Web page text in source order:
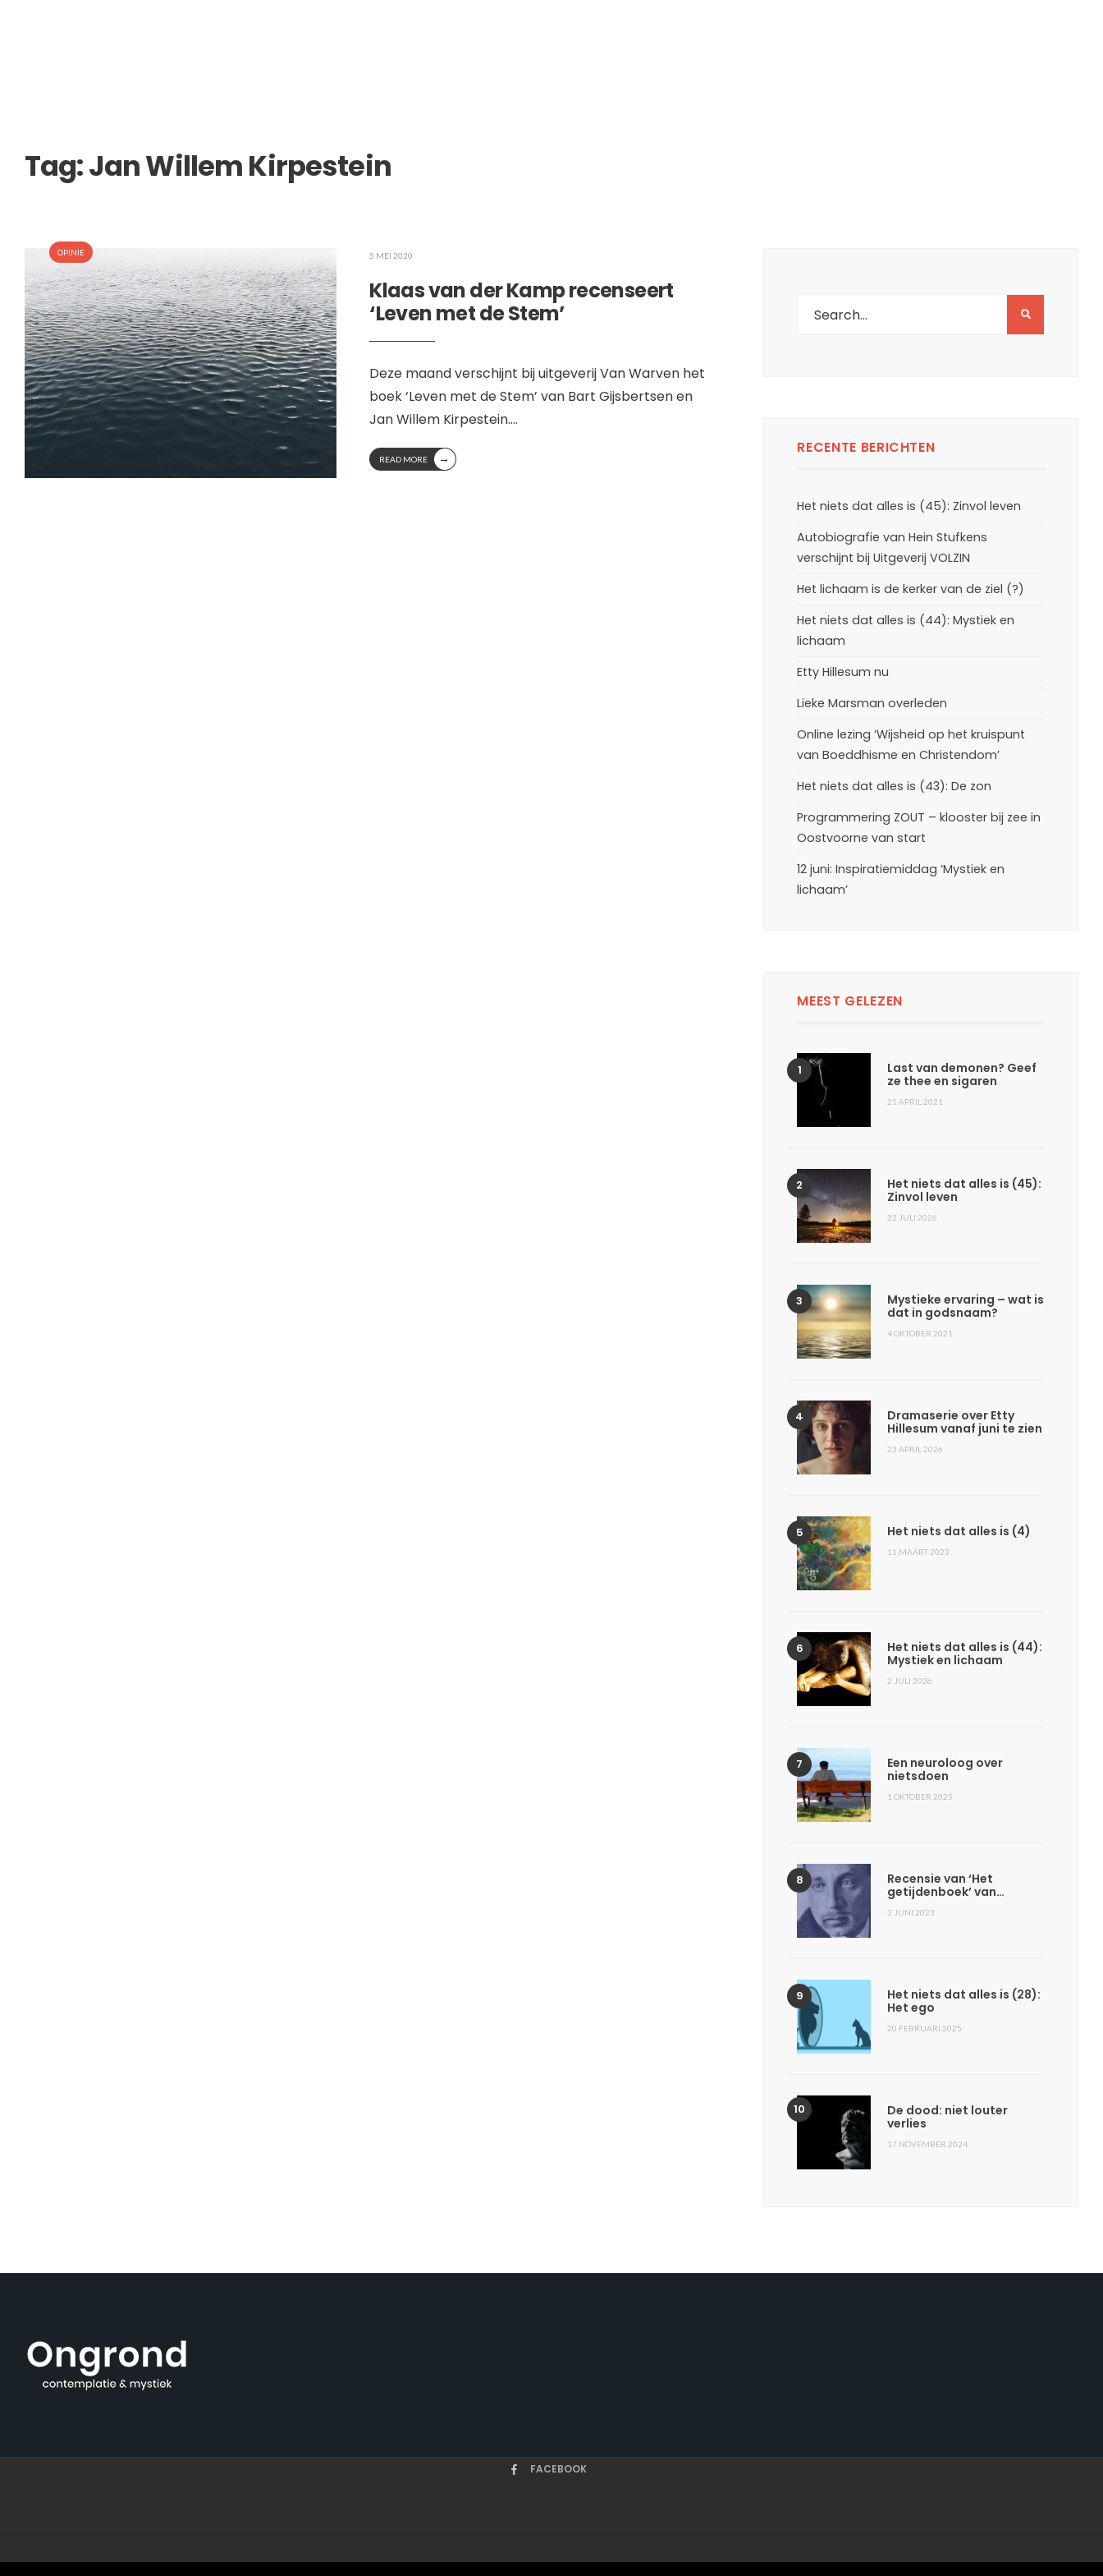
Tag:Jan Willem Kirpestein
OPINIE 5 MEI 2020
Klaas van der Kamp recenseert
‘Leven met de Stem’
Deze maand verschijnt bij uitgeverij Van Warven het
boek ‘Leven met de Stem’ van Bart Gijsbertsen en
Jan Willem Kirpestein....
READ MORE →
RECENTE BERICHTEN
Het niets dat alles is (45): Zinvol leven
Autobiografie van Hein Stufkens
verschijnt bij Uitgeverij VOLZIN
Het lichaam is de kerker van de ziel (?)
Het niets dat alles is (44): Mystiek en
lichaam
Etty Hillesum nu
Lieke Marsman overleden
Online lezing ‘Wijsheid op het kruispunt
van Boeddhisme en Christendom’
Het niets dat alles is (43): De zon
Programmering ZOUT – klooster bij zee in
Oostvoorne van start
12 juni: Inspiratiemiddag ‘Mystiek en
lichaam’
MEEST GELEZEN
Last van demonen? Geef
ze thee en sigaren
21 APRIL 2021
Het niets dat alles is (45):
Zinvol leven
22 JULI 2026
Mystieke ervaring – wat is
dat in godsnaam?
4 OKTOBER 2021
Dramaserie over Etty
Hillesum vanaf juni te zien
23 APRIL 2026
Het niets dat alles is (4)
11 MAART 2023
Het niets dat alles is (44):
Mystiek en lichaam
2 JULI 2026
Een neuroloog over
nietsdoen
1 OKTOBER 2025
Recensie van ‘Het
getijdenboek’ van…
3 JUNI 2023
Het niets dat alles is (28):
Het ego
20 FEBRUARI 2025
De dood: niet louter
verlies
17 NOVEMBER 2024
FACEBOOK